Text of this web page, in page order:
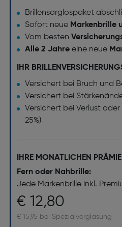
Brillensorglospaket
Sofort neue Markenbrille
Vom besten
Alle 2 Jahreeine neue
IHR
Versichert bei Bruch und
Versichert bei
Versichert bei Verlust
25%)
IHRE MONATLICHEN
Fern oder Nahbrille:
Jede Markenbrille inkl.
€ 12,80
€ 15,95 bei Spezialverglasung